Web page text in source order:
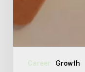
Career Growth